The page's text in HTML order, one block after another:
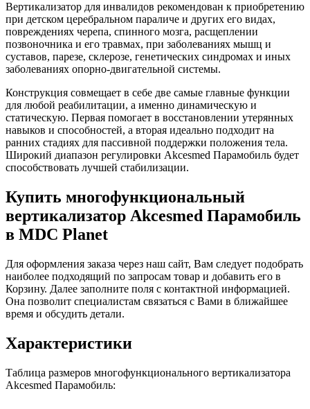
Вертикализатор для инвалидов рекомендован к приобретению
при детском церебральном параличе и других его видах,
повреждениях черепа, спинного мозга, расщеплении
позвоночника и его травмах, при заболеваниях мышц и
суставов, парезе, склерозе, генетических синдромах и иных
заболеваниях опорно-двигательной системы.
Конструкция совмещает в себе две самые главные функции
для любой реабилитации, а именно динамическую и
статическую. Первая помогает в восстановлении утерянных
навыков и способностей, а вторая идеально подходит на
ранних стадиях для пассивной поддержки положения тела.
Широкий диапазон регулировки Akcesmed Парамобиль будет
способствовать лучшей стабилизации.
Купить многофункциональный
вертикализатор Akcesmed Парамобиль
в MDC Planet
Для оформления заказа через наш сайт, Вам следует подобрать
наиболее подходящий по запросам товар и добавить его в
Корзину. Далее заполните поля с контактной информацией.
Она позволит специалистам связаться с Вами в ближайшее
время и обсудить детали.
Характеристики
Таблица размеров многофункционального вертикализатора
Akcesmed Парамобиль: